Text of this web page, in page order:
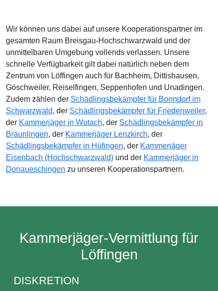
Wir können uns dabei auf unsere Kooperationspartner im
gesamten Raum Breisgau-Hochschwarzwald und der
unmittelbaren Umgebung vollends verlassen. Unsere
schnelle Verfügbarkeit gilt dabei natürlich neben dem
Zentrum von Löffingen auch für Bachheim, Dittishausen,
Göschweiler, Reiselfingen, Seppenhofen und Unadingen.
Zudem zählen der Schädlingsbekämpfer für Bonndorf im
Schwarzwald, der Schädlingsbekämpfer für Friedenweiler,
der Kammerjäger in Wutach, der Schädlingsbekämpfer in
Bräunlingen, der Kammerjäger Lenzkirch, der
Schädlingsbekämpfer in Hüfingen, der Kammerjäger
Eisenbach (Hochschwarzwald) und der Kammerjäger in
Donaueschingen zu unseren Kooperationspartnern.
Kammerjäger-Vermittlung für
Löffingen
DISKRETION